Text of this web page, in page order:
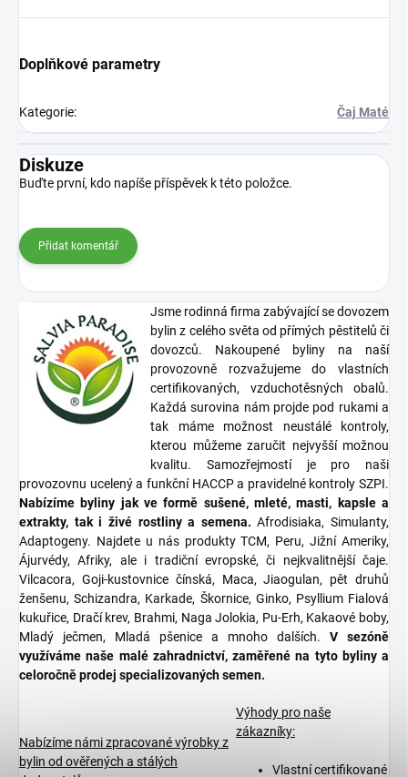
Doplňkové parametry
Kategorie: Čaj Maté
Diskuze
Buďte první, kdo napíše příspěvek k této položce.
Přidat komentář
Jsme rodinná firma zabývající se dovozem
bylin z celého světa od přímých pěstitelů či
dovozců. Nakoupené byliny na naší
provozovně rozvažujeme do vlastních
certifikovaných, vzduchotěsných obalů.
Každá surovina nám projde pod rukami a
tak máme možnost neustálé kontroly,
kterou můžeme zaručit nejvyšší možnou
kvalitu. Samozřejmostí je pro naši
provozovnu ucelený a funkční HACCP a pravidelné kontroly SZPI.
Nabízíme byliny jak ve formě sušené, mleté, masti, kapsle a
extrakty, tak i živé rostliny a semena. Afrodisiaka, Simulanty,
Adaptogeny. Najdete u nás produkty TCM, Peru, Jižní Ameriky,
Ájurvédy, Afriky, ale i tradiční evropské, či nejkvalitnější čaje.
Vilcacora, Goji-kustovnice čínská, Maca, Jiaogulan, pět druhů
ženšenu, Schizandra, Karkade, Škornice, Ginko, Psyllium Fialová
kukuřice, Dračí krev, Brahmi, Naga Jolokia, Pu-Erh, Kakaové boby,
Mladý ječmen, Mladá pšenice a mnoho dalších. V sezóně
využíváme naše malé zahradnictví, zaměřené na tyto byliny a
celoročně prodej specializovaných semen.
Nabízíme námi zpracované výrobky z
bylin od ověřených a stálých
Výhody pro naše
zákazníky:
Vlastní certifikované